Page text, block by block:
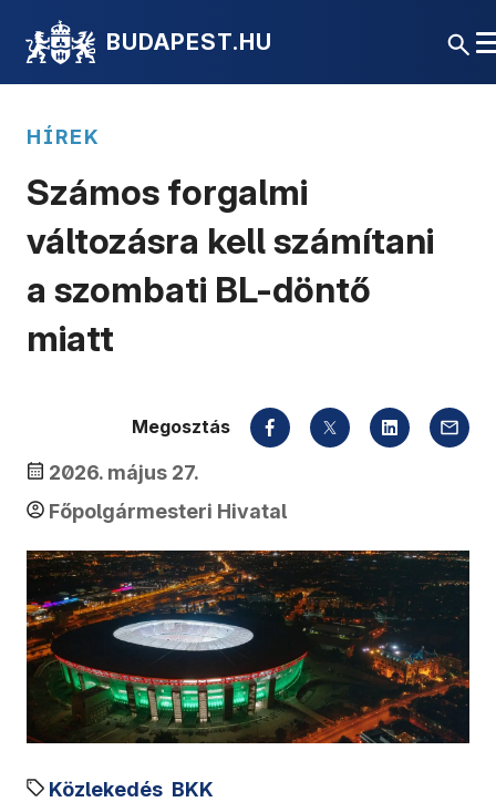
BUDAPEST.HU
HÍREK
Számos forgalmi
változásra kell számítani
a szombati BL-döntő
miatt
2026. május 27.
Főpolgármesteri Hivatal
Közlekedés BKK
Megosztás